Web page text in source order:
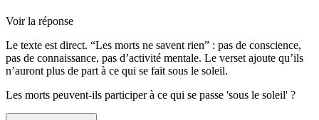
Voir la réponse
Le texte est direct. “Les morts ne savent rien” : pas de conscience,
pas de connaissance, pas d’activité mentale. Le verset ajoute qu’ils
n’auront plus de part à ce qui se fait sous le soleil.
Les morts peuvent-ils participer à ce qui se passe 'sous le soleil' ?